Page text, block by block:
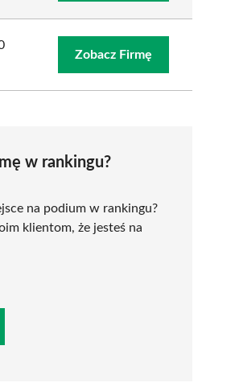
Zobacz Firmę
w rankingu?
na podium w rankingu?
klientom, że jesteś na